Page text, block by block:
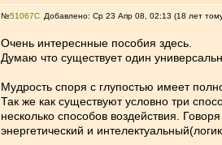
№51067 Добавлено: Ср 23 Апр 08, 02:13 (18 лет
Очень интереснные пособия здесь.
Думаю что существует один
Мудрость споря с глупостью имеет
Так же как существуют условно три
несколько способов воздействия.
энергетический и